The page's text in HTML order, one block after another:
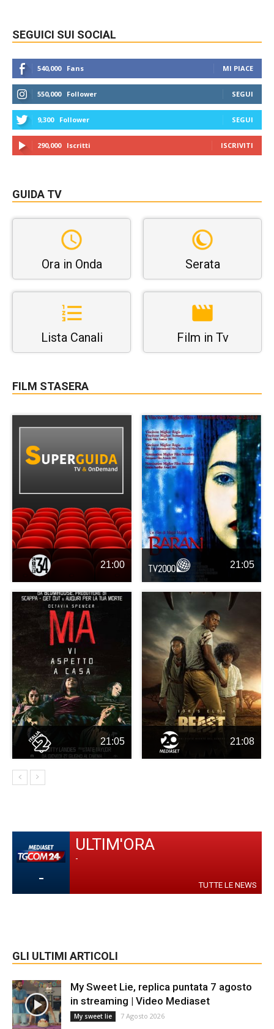
SEGUICI SUI SOCIAL
540,000 Fans MI PIACE
550,000 Follower SEGUI
9,300 Follower SEGUI
290,000 Iscritti ISCRIVITI
GUIDA TV
Ora in Onda Serata
Lista Canali Film in Tv
FILM STASERA
21:00 21:05
21:05 21:08
-
ULTIM'ORA
-
TUTTE LE NEWS
GLI ULTIMI ARTICOLI
My Sweet Lie, replica puntata 7 agosto
in streaming | Video Mediaset
My sweet lie 7 Agosto 2026